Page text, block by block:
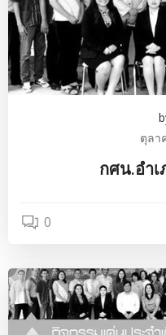
ตุลา
กศน.อำ
0